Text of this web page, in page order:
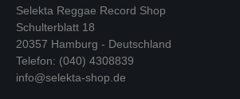
Selekta Reggae Record Shop
Schulterblatt 18
20357 Hamburg - Deutschland
Telefon: (040) 4308839
info@selekta-shop.de